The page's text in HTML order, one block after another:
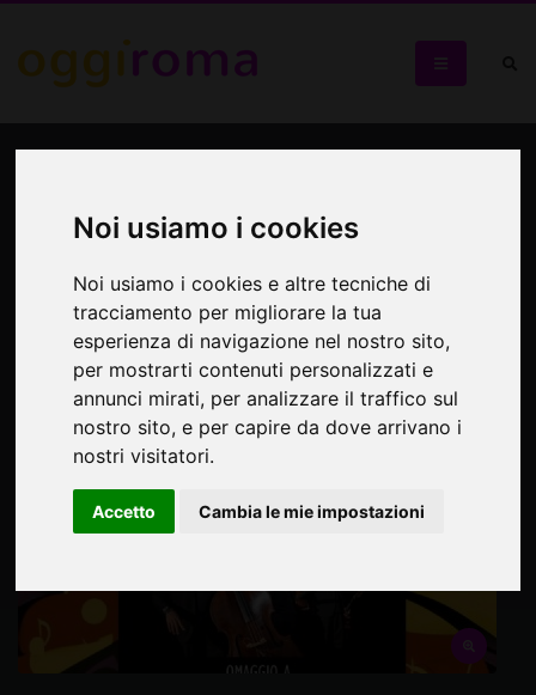
Noi usiamo i cookies
Noi usiamo i cookies e altre tecniche di
tracciamento per migliorare la tua
esperienza di navigazione nel nostro sito,
per mostrarti contenuti personalizzati e
annunci mirati, per analizzare il traffico sul
nostro sito, e per capire da dove arrivano i
nostri visitatori.
Accetto Cambia le mie impostazioni
Omaggio a Django
Reinhardt
Jazz Manouche Night